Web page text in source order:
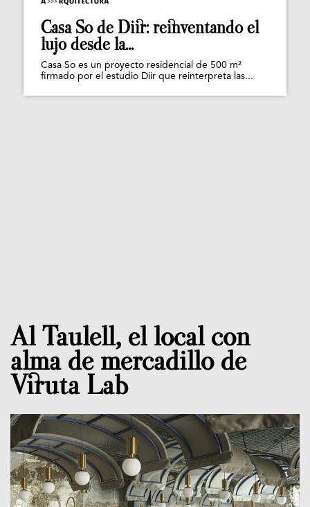
Casa So de Diir: reinventando el
lujo desde la...
Casa So es un proyecto residencial de 500 m²
firmado por el estudio Diir que reinterpreta las...
Al Taulell, el local con
alma de mercadillo de
Viruta Lab